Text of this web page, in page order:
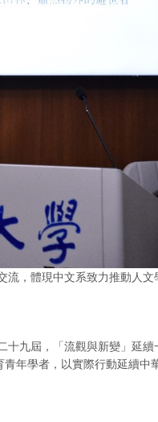
流，體現中文系致力推動人文
屆，「流觀與新變」延續
年學者，以實際行動延續中